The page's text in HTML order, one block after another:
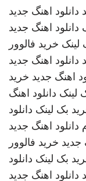
دانلود اهنگ جدید
دانلود اهنگ جدید
لینک خرید فالوور
دانلود اهنگ جدید
اهنگ جدید خرید
لینک دانلود اهنگ
بک لینک دانلود
دانلود اهنگ جدید
جدید خرید فالوور
بک لینک دانلود
دانلود اهنگ جدید